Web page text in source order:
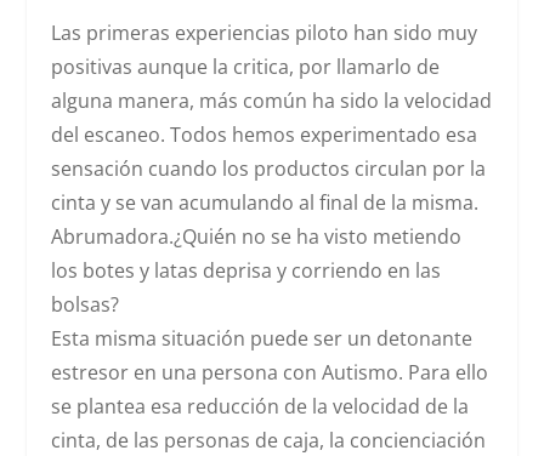
Las primeras experiencias piloto han sido muy
positivas aunque la critica, por llamarlo de
alguna manera, más común ha sido lavelocidad
del escaneo. Todos hemos experimentado esa
sensación cuando los productos circulan por la
cinta y se van acumulando al final de la misma.
Abrumadora.¿Quién no se ha visto metiendo
los botes y latas deprisa y corriendo en las
bolsas?
Esta misma situación puede ser un detonante
estresor en una persona con Autismo. Para ello
se plantea esa reducción de la velocidad de la
cinta, de las personas de caja, la concienciación